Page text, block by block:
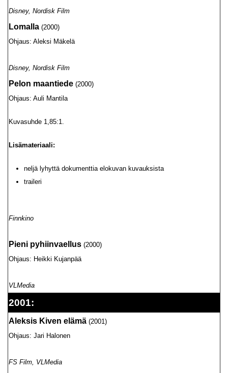
Disney, Nordisk Film
Lomalla (2000)
Ohjaus: Aleksi Mäkelä
Disney, Nordisk Film
Pelon maantiede (2000)
Ohjaus: Auli Mantila
Kuvasuhde 1,85:1.
Lisämateriaali:
neljä lyhyttä dokumenttia elokuvan kuvauksista
traileri
Finnkino
Pieni pyhiinvaellus (2000)
Ohjaus: Heikki Kujanpää
VLMedia
2001:
Aleksis Kiven elämä (2001)
Ohjaus: Jari Halonen
FS Film, VLMedia